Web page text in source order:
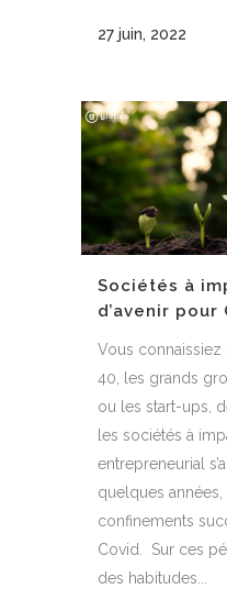
27 juin, 2022
Sociétés à
d’avenir
Vous connaissiez
40, les grands
ou les start-ups,
les sociétés à
entrepreneurial
quelques
confinements
Covid. Sur ces
des habitudes...